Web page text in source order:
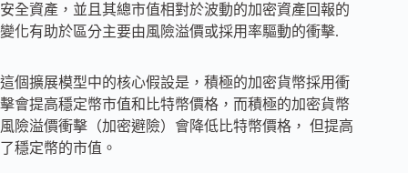
安全資產，並且其總市值相對於波動的加密資產回報的
變化有助於區分主要由風險溢價或採用率驅動的衝擊.
這個擴展模型中的核心假設是，積極的加密貨幣採用衝
擊會提高穩定幣市值和比特幣價格，而積極的加密貨幣
風險溢價衝擊（加密避險）會降低比特幣價格， 但提高
了穩定幣的市值。